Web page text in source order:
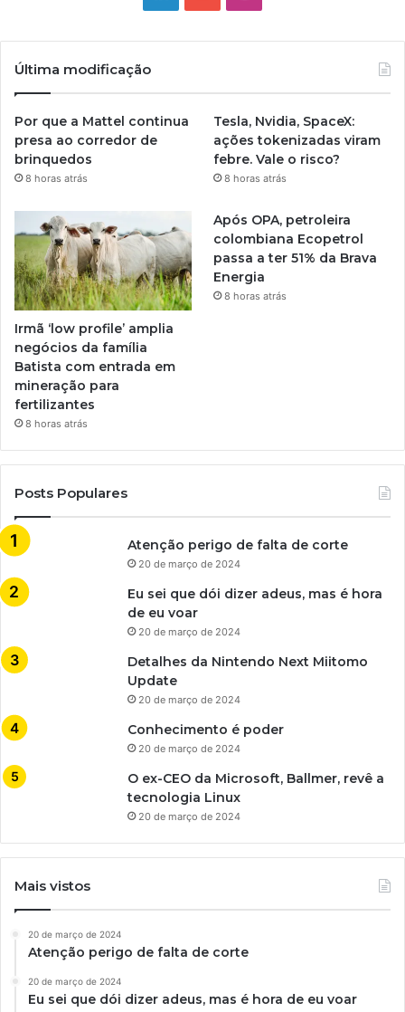
Última modificação
Por que a Mattel continua
presa ao corredor de
brinquedos
8 horas atrás
Tesla, Nvidia, SpaceX:
ações tokenizadas viram
febre. Vale o risco?
8 horas atrás
Irmã ‘low profile’ amplia
negócios da família
Batista com entrada em
mineração para
fertilizantes
8 horas atrás
Após OPA, petroleira
colombiana Ecopetrol
passa a ter 51% da Brava
Energia
8 horas atrás
Posts Populares
Atenção perigo de falta de corte
20 de março de 2024
Eu sei que dói dizer adeus, mas é hora
de eu voar
20 de março de 2024
Detalhes da Nintendo Next Miitomo
Update
20 de março de 2024
Conhecimento é poder
20 de março de 2024
O ex-CEO da Microsoft, Ballmer, revê a
tecnologia Linux
20 de março de 2024
Mais vistos
20 de março de 2024
Atenção perigo de falta de corte
20 de março de 2024
Eu sei que dói dizer adeus, mas é hora de eu voar